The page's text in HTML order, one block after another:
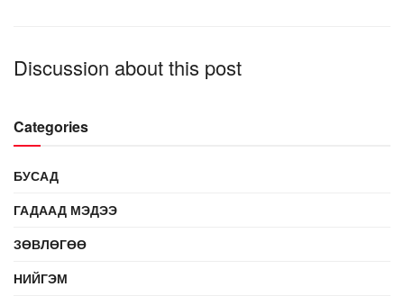
Discussion about this post
Categories
БУСАД
ГАДААД МЭДЭЭ
ЗӨВЛӨГӨӨ
НИЙГЭМ